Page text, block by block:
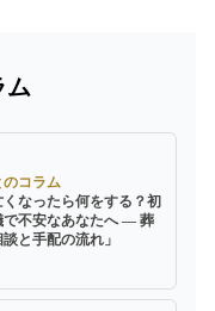
ム
コラム
くなったら何をする？初
で不安なあなたへ ― 葬
と手配の流れ」